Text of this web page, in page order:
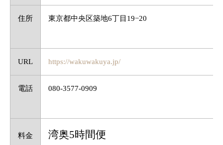
住所 東京都中央区築地6丁目19−20
URL https://wakuwakuya.jp/
電話 080-3577-0909
料金 湾奥5時間便